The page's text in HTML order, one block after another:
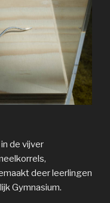
de vijver
deer leerlingen
Gymnasium.